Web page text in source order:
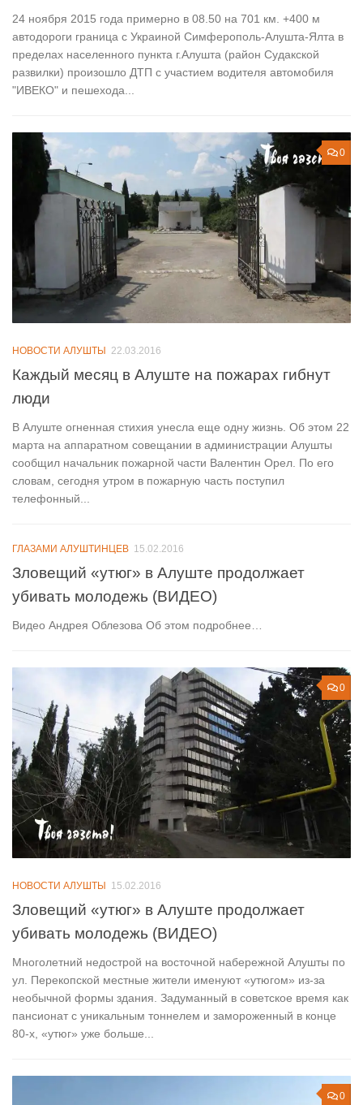
24 ноября 2015 года примерно в 08.50 на 701 км. +400 м
автодороги граница с Украиной Симферополь-Алушта-Ялта в
пределах населенного пункта г.Алушта (район Судакской
развилки) произошло ДТП с участием водителя автомобиля
"ИВЕКО" и пешехода...
0
НОВОСТИ АЛУШТЫ 22.03.2016
Каждый месяц в Алуште на пожарах гибнут
люди
В Алуште огненная стихия унесла еще одну жизнь. Об этом 22
марта на аппаратном совещании в администрации Алушты
сообщил начальник пожарной части Валентин Орел. По его
словам, сегодня утром в пожарную часть поступил
телефонный...
ГЛАЗАМИ АЛУШТИНЦЕВ 15.02.2016
Зловещий «утюг» в Алуште продолжает
убивать молодежь (ВИДЕО)
Видео Андрея Облезова Об этом подробнее…
0
НОВОСТИ АЛУШТЫ 15.02.2016
Зловещий «утюг» в Алуште продолжает
убивать молодежь (ВИДЕО)
Многолетний недострой на восточной набережной Алушты по
ул. Перекопской местные жители именуют «утюгом» из-за
необычной формы здания. Задуманный в советское время как
пансионат с уникальным тоннелем и замороженный в конце
80-х, «утюг» уже больше...
0